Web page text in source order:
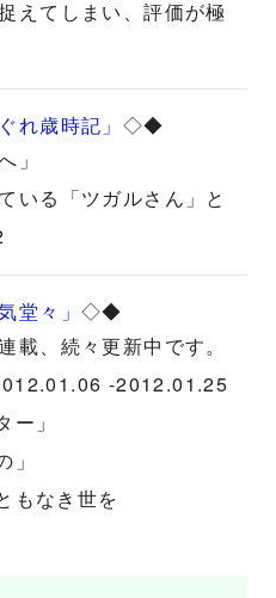
えてしまい、評価が極
れ歳時記」 ◇◆
へ」
る「ツガルさん」と
堂々」◇◆
載、続々更新中です。
-2012.01.25
」
なき世を